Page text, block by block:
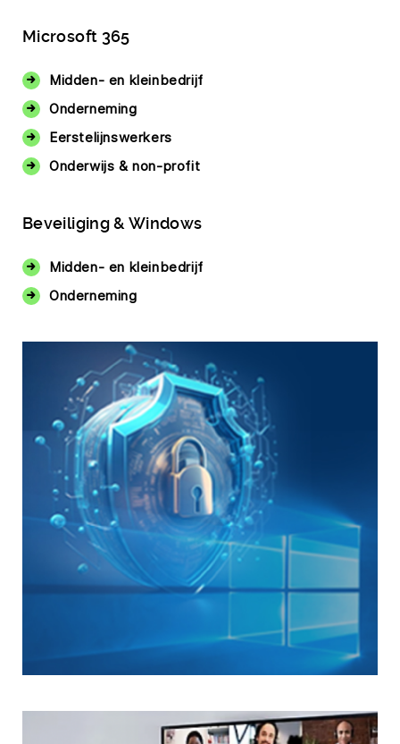
Microsoft 365
Midden- en kleinbedrijf
Onderneming
Eerstelijnswerkers
Onderwijs & non-profit
Beveiliging & Windows
Midden- en kleinbedrijf
Onderneming